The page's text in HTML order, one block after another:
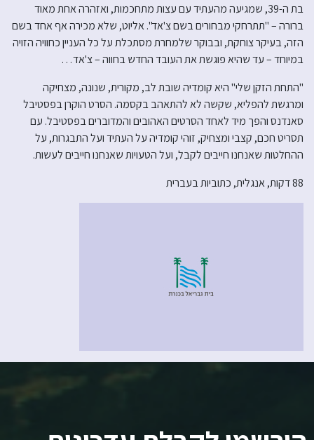
בת ה-39, שמגיעה מהעתיד עם עצות מתחכמות, ואזהרה אחת מאוד
ברורה – "תתרחקי מבחורים בשם צ'אד". אליוט, שלא מכירה אף אחד בשם
הזה, בעיקר צוחקת, ובבוקר שלמחרת מסתכלת על כל העניין כחוויה הזויה
במיוחד – עד שהיא פוגשת את העובד החדש בחווה – צ'אד…
"התחת הזקן שלי" היא קומדיה שובת לב, מקורית, שנונה, מצחיקה
ומרגשת להפליא, שקשה לא להתאהב בקסמה. הסרט הוקרן בפסטיבל
סאנדנס והפך מיד לאחד הסרטים האהובים והמדוברים בפסטיבל. עם
תסריט חכם, קצבי ומצחיק, זוהי קומדיה על העתיד ועל התבגרות, על
ההחלטות שאנחנו חייבים לקבל, ועל הטעויות שאנחנו חייבים לעשות.
88 דקות, אנגלית, כתוביות בעברית